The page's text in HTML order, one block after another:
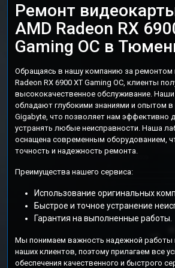
Ремонт
AMD Radeon RX
Gaming OC в
Обращаясь в нашу компанию за ремонтом
Radeon RX 6900 XT Gaming OC, клиенты
высококачественное обслуживание.
обладают глубокими знаниями и опытом в
Gigabyte, что позволяет нам эффективно
устранять любые неисправности. Наша
оснащена современным оборудованием,
точность и надежность ремонта.
Преимущества нашего сервиса:
Использование оригинальных
Быстрое и точное устранение
Гарантия на выполненные работы.
Мы понимаем важность надежной работы
наших клиентов, поэтому прилагаем все
обеспечения качественного и быстрого